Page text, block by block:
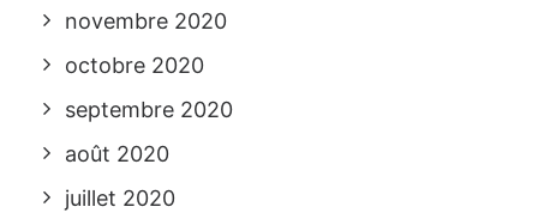
novembre 2020
octobre 2020
septembre 2020
août 2020
juillet 2020